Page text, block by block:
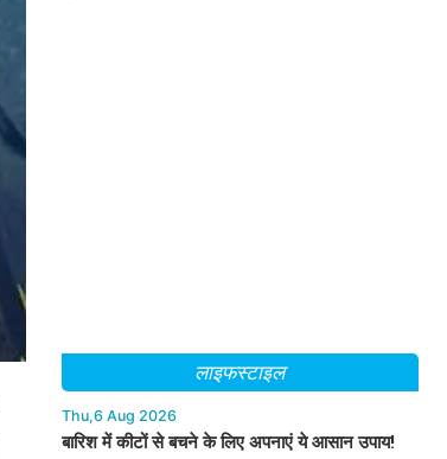
लाइफस्टाइल
Thu,6 Aug 2026
बारिश में कीटों से बचने के लिए अपनाएं ये आसान उपाय!